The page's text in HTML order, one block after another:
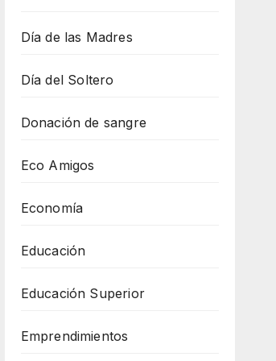
Día de las Madres
Día del Soltero
Donación de sangre
Eco Amigos
Economía
Educación
Educación Superior
Emprendimientos